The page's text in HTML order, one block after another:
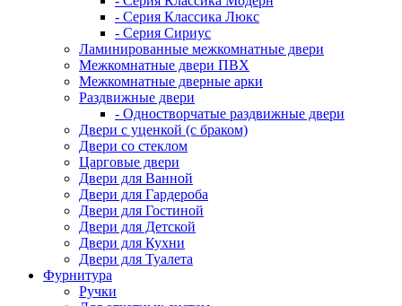
- Серия Классика Люкс
- Серия Сириус
Ламинированные межкомнатные двери
Межкомнатные двери ПВХ
Межкомнатные дверные арки
Раздвижные двери
- Одностворчатые раздвижные двери
Двери с уценкой (с браком)
Двери со стеклом
Царговые двери
Двери для Ванной
Двери для Гардероба
Двери для Гостиной
Двери для Детской
Двери для Кухни
Двери для Туалета
Фурнитура
Ручки